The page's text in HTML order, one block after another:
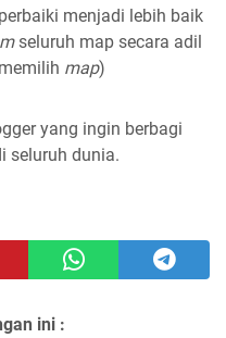
menjadi lebih baik
seluruh map secara adil
map)
yang ingin berbagi
seluruh dunia.
ini :